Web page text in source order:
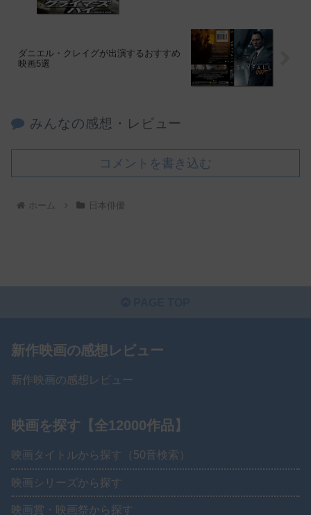
ダニエル・クレイグが出演するおすすめ
映画5選
みんなの感想・レビュー
コメントを書き込む
ホーム 日本俳優
新作映画の感想レビュー
新作映画の感想レビュー
映画を探す【全12000作品】
映画タイトルから探す（50音検索）
映画シリーズから探す
映画賞・映画祭から探す